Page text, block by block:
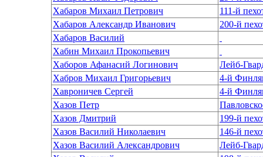
Хабаров Михаил Петрович
111-й
Хабаров Александр Иванович
200-й
Хабаров Василий
Хабин Михаил Прокопьевич
Хаборов Афанасий Логинович
Лейб-
Хабров Михаил Григорьевич
4-й
Хавроничев Сергей
4-й
Хазов Петр
Хазов Дмитрий
199-й
Хазов Василий Николаевич
146-й
Хазов Василий Александрович
Лейб-